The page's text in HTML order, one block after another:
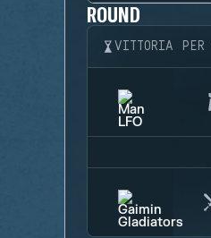
ROUND
VITTORIA PER